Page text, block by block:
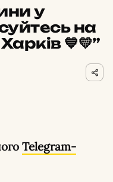
у
на
💙💛”
Telegram-